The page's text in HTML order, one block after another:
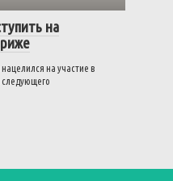
на
на участие в